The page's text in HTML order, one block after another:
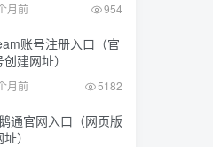
月前 954
账号注册入口（官
建网址）
月前 5182
通官网入口（网页版
）